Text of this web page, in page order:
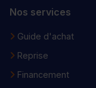
Nos services
Guide d'achat
Reprise
Financement